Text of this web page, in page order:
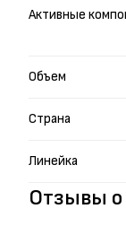
Отзывы о
Активные
Объем
Страна
Линейка